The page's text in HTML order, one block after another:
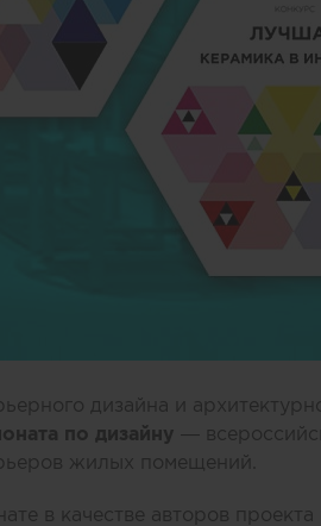
дизайна и
по дизайну —
жилых помещений.
в качестве авторов